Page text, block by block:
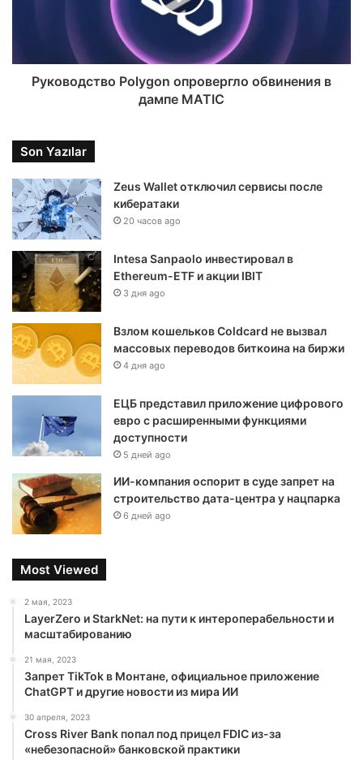
Руководство Polygon опровергло обвинения в
дампе MATIC
Son Yazılar
Zeus Wallet отключил сервисы после
кибератаки
20 часов ago
Intesa Sanpaolo инвестировал в
Ethereum-ETF и акции IBIT
3 дня ago
Взлом кошельков Coldcard не вызвал
массовых переводов биткоина на биржи
4 дня ago
ЕЦБ представил приложение цифрового
евро с расширенными функциями
доступности
5 дней ago
ИИ-компания оспорит в суде запрет на
строительство дата-центра у нацпарка
6 дней ago
Most Viewed
2 мая, 2023
LayerZero и StarkNet: на пути к интероперабельности и
масштабированию
21 мая, 2023
Запрет TikTok в Монтане, официальное приложение
ChatGPT и другие новости из мира ИИ
30 апреля, 2023
Cross River Bank попал под прицел FDIC из-за
«небезопасной» банковской практики